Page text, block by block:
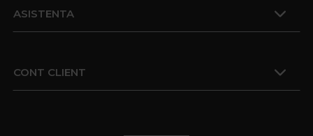
ASISTENTA
CONT CLIENT